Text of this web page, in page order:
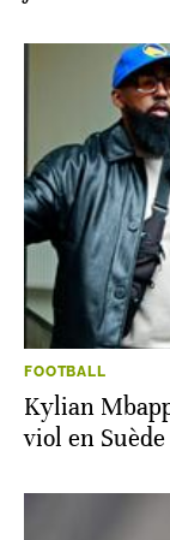
FOOTBALL
Kylian
viol en Suède